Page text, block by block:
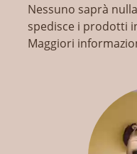
Nessuno saprà
spedisce i prodotti
Maggiori